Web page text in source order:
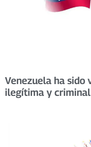
Venezuela ha sido
ilegítima y criminal